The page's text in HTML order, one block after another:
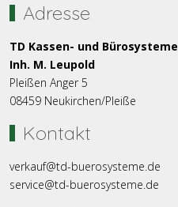
Adresse
TD Kassen- und Bürosysteme
Inh. M. Leupold
Pleißen Anger 5
08459 Neukirchen/Pleiße
Kontakt
verkauf@td-buerosysteme.de
service@td-buerosysteme.de